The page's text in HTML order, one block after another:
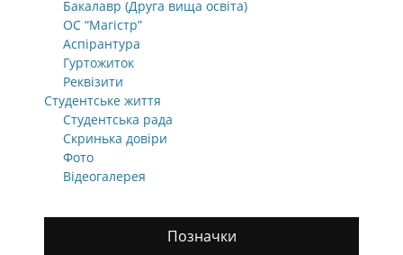
Бакалавр (Друга вища освіта)
ОС “Магістр”
Аспірантура
Гуртожиток
Реквізити
Студентське життя
Студентська рада
Скринька довіри
Фото
Відеогалерея
Позначки